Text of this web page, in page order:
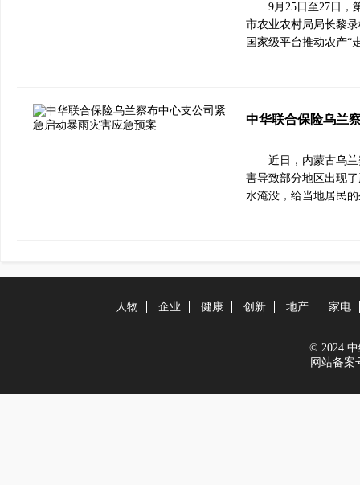
9月25日至27日，
市农业农村局局长黎
国家级平台推动农产
中华联合保险乌兰
近日，内蒙古乌
害导致部分地区出现
水淹没，给当地居民
人物 企业 健康 创新 地产 家电
© 2024 中
网站备案